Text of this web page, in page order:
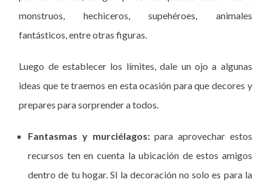
monstruos, hechiceros, supehéroes, animales
fantásticos, entre otras figuras.
Luego de establecer los límites, dale un ojo a algunas
ideas que te traemos en esta ocasión para que decores y
prepares para sorprender a todos.
Fantasmas y murciélagos:para aprovechar estos
recursos ten en cuenta la ubicación de estos amigos
dentro de tu hogar. SI la decoración no solo es para la